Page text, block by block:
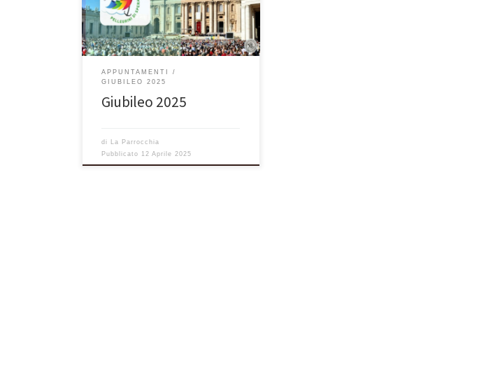
contattare don Alessandro, presso la
parrocchia S. Martino Vescovo di
Peschiera del Garda.
APPUNTAMENTI
GIUBILEO 2025
Giubileo 2025
di
La Parrocchia
Pubblicato 12 Aprile 2025